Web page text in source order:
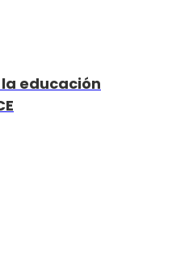
educación